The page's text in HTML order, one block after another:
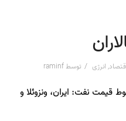
, انرژی / توسطraminf
قیمت نفت: ایران، ونزوئلا و